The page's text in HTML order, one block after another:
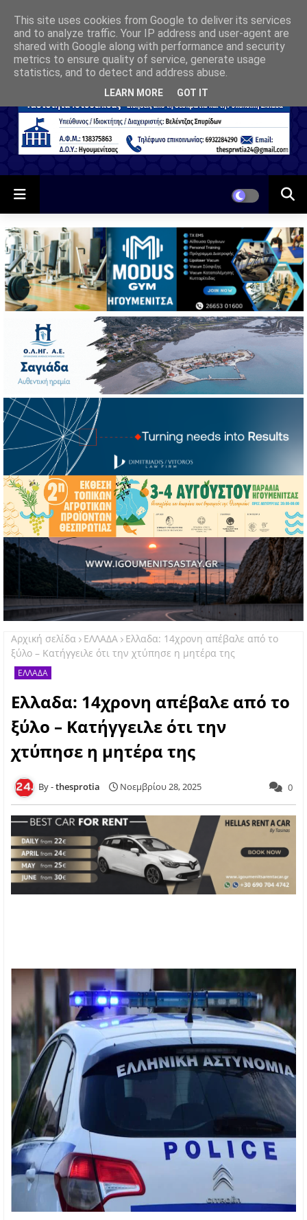
Αρχική σελίδα ΕΛΛΑΔΑ
Ελλαδα: 14χρονη απέβαλε από το
ξύλο – Κατήγγειλε ότι την χτύπησε η μητέρα της
ΕΛΛΑΔΑ
Ελλαδα: 14χρονη απέβαλε από το
ξύλο – Κατήγγειλε ότι την
χτύπησε η μητέρα της
thesprotia Νοεμβρίου 28, 2025 0
This site uses cookies from Google to deliver its services
and to analyze traffic. Your IP address and user-agent are
shared with Google along with performance and security
metrics to ensure quality of service, generate usage
statistics, and to detect and address abuse.
LEARN MORE GOT IT